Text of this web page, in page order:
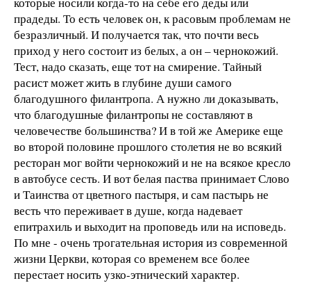
прадеды. То есть человек он, к расовым проблемам не
безразличный. И получается так, что почти весь
приход у него состоит из белых, а он – чернокожий.
Тест, надо сказать, еще тот на смирение. Тайный
расист может жить в глубине души самого
благодушного филантропа. А нужно ли доказывать,
что благодушные филантропы не составляют в
человечестве большинства? И в той же Америке еще
во второй половине прошлого столетия не во всякий
ресторан мог войти чернокожий и не на всякое кресло
в автобусе сесть. И вот белая паства принимает Слово
и Таинства от цветного пастыря, и сам пастырь не
весть что переживает в душе, когда надевает
епитрахиль и выходит на проповедь или на исповедь.
По мне - очень трогательная история из современной
жизни Церкви, которая со временем все более
перестает носить узко-этнический характер.